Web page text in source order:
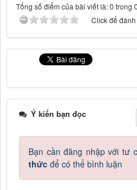
Tổng số điểm của bài viết là: 0 trong
Click để
Ý kiến bạn đọc
Bạn cần đăng nhập với tư
thức để có thể bình luận